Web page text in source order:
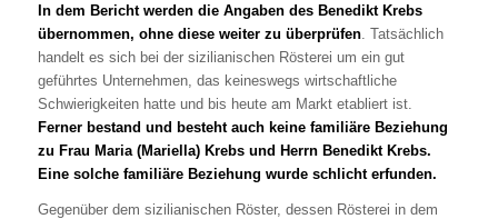
In dem Bericht werden die Angaben des Benedikt Krebs
übernommen, ohne diese weiter zu überprüfen. Tatsächlich
handelt es sich bei der sizilianischen Rösterei um ein gut
geführtes Unternehmen, das keineswegs wirtschaftliche
Schwierigkeiten hatte und bis heute am Markt etabliert ist.
Ferner bestand und besteht auch keine familiäre Beziehung
zu Frau Maria (Mariella) Krebs und Herrn Benedikt Krebs.
Eine solche familiäre Beziehung wurde schlicht erfunden.
Gegenüber dem sizilianischen Röster, dessen Rösterei in dem